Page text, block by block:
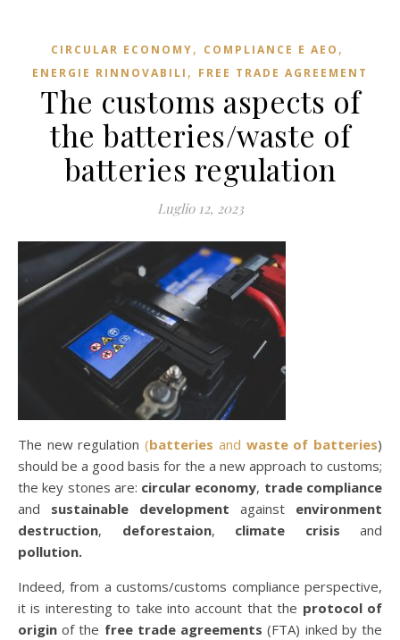
CIRCULAR ECONOMY, COMPLIANCE E AEO ,
ENERGIE RINNOVABILI , FREE TRADE AGREEMENT
The customs aspects of
the batteries/waste of
batteries regulation
Luglio 12, 2023
The new regulation(batteries and waste of batteries)
should be a good basis for the a new approach to customs;
the key stones are: circular economy, trade compliance
and sustainable development against environment
destruction, deforestaion, climate crisis and
pollution.
Indeed, from a customs/customs compliance perspective,
it is interesting to take into account that the protocol of
origin of the free trade agreements (FTA) inked by the